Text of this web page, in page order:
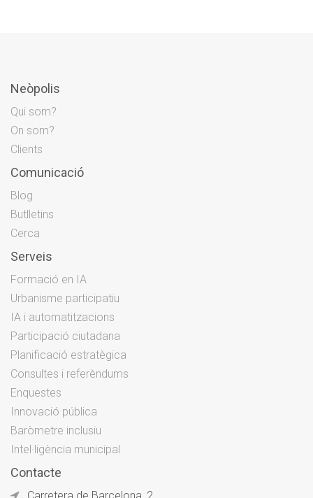
Neòpolis
Qui som?
On som?
Clients
Comunicació
Blog
Butlletins
Cerca
Serveis
Formació en IA
Urbanisme participatiu
IA i automatitzacions
Participació ciutadana
Planificació estratègica
Consultes i referèndums
Enquestes
Innovació pública
Baròmetre inclusiu
Intel·ligència municipal
Contacte